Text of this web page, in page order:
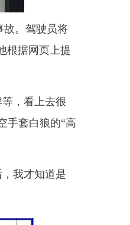
。驾驶员将
根据网页上提
，看上去很
手套白狼的“高
我才知道是